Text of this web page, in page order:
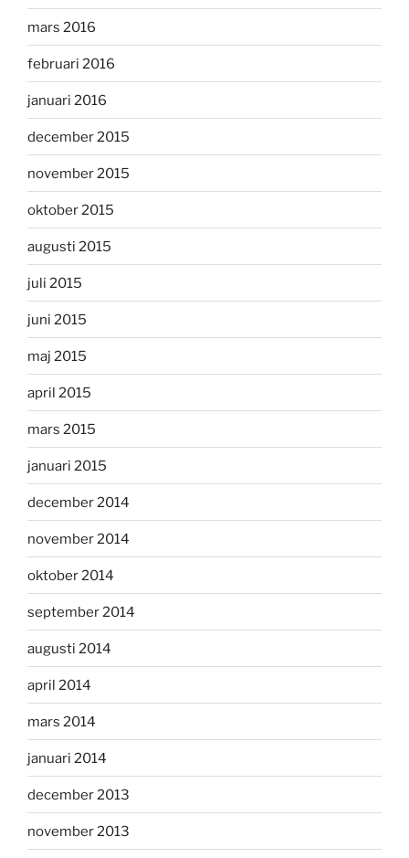
mars 2016
februari 2016
januari 2016
december 2015
november 2015
oktober 2015
augusti 2015
juli 2015
juni 2015
maj 2015
april 2015
mars 2015
januari 2015
december 2014
november 2014
oktober 2014
september 2014
augusti 2014
april 2014
mars 2014
januari 2014
december 2013
november 2013